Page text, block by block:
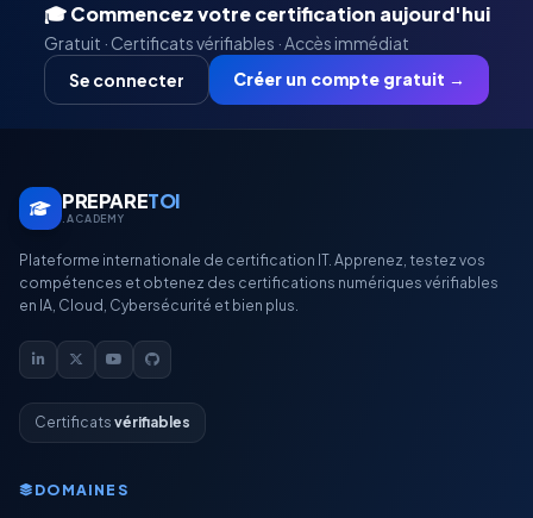
🎓 Commencez votre certification aujourd'hui
Gratuit · Certificats vérifiables · Accès immédiat
Se connecter
Créer un compte gratuit →
PREPARETOI
.ACADEMY
Plateforme internationale de certification IT. Apprenez, testez vos
compétences et obtenez des certifications numériques vérifiables
en IA, Cloud, Cybersécurité et bien plus.
Certificats vérifiables
DOMAINES